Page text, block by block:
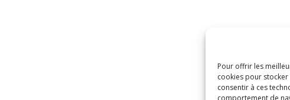
Pour offrir les
cookies pour
consentir à ces
comportement de